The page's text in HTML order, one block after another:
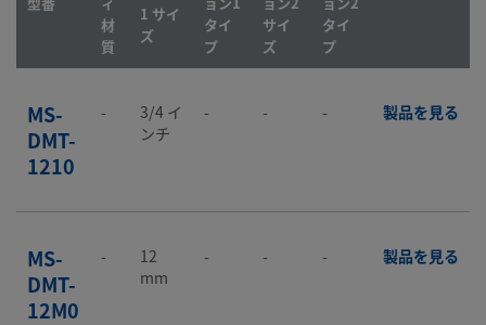
材
質
1 サイ
ズ
タイ
プ
サイ
ズ
タイ
プ
MS-
DMT-
1210
-
3/4 イ
ンチ
- - - 製品を見る
MS-
DMT-
12M0
-
12
mm
- - - 製品を見る